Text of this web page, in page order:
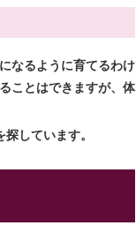
なるように育てるわけ
ことはできますが、体
しています。